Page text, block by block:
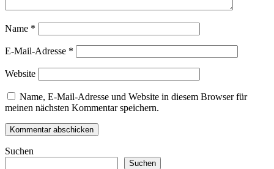
Name *
E-Mail-Adresse *
Website
Name, E-Mail-Adresse und Website in diesem Browser für
meinen nächsten Kommentar speichern.
Suchen
Suchen